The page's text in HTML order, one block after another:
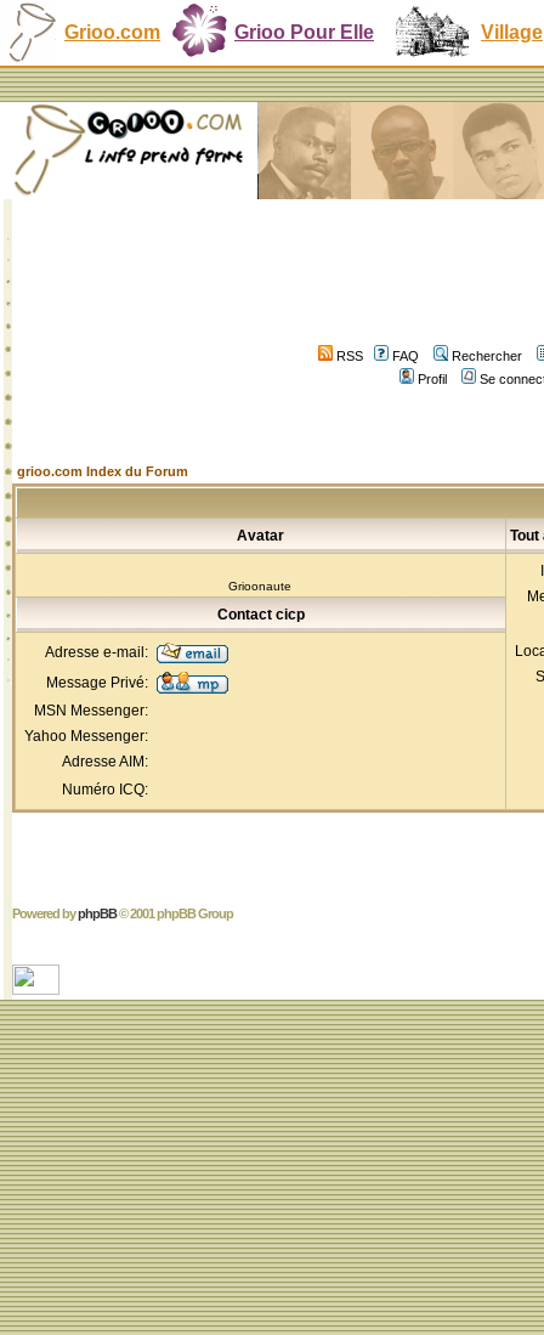
Grioo.com Grioo Pour Elle Village
RSS FAQ
Rechercher
Profil
Se
grioo.com Index du Forum
Avatar Tout
Grioonaute
Contact cicp
Adresse e-mail:
Message Privé:
MSN Messenger:
Yahoo Messenger:
Adresse AIM:
Numéro ICQ:
Powered byphpBB© 2001 phpBB Group